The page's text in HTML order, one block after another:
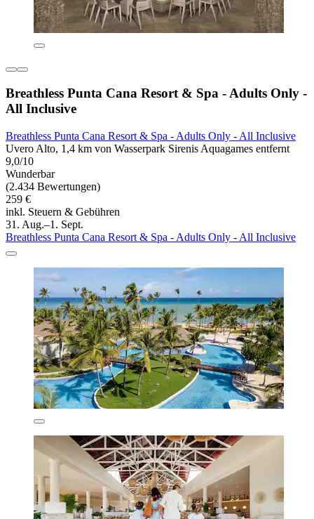
Breathless Punta Cana Resort & Spa - Adults Only -
All Inclusive
Breathless Punta Cana Resort & Spa - Adults Only - All Inclusive
Uvero Alto, 1,4 km von Wasserpark Sirenis Aquagames entfernt
9,0/10
Wunderbar
(2.434 Bewertungen)
259 €
inkl. Steuern & Gebühren
31. Aug.–1. Sept.
Breathless Punta Cana Resort & Spa - Adults Only - All Inclusive